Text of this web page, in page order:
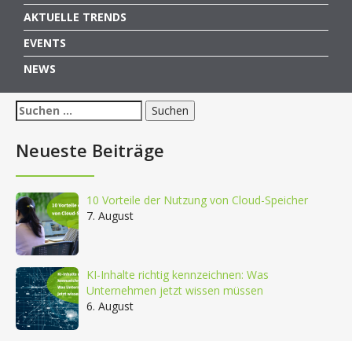
AKTUELLE TRENDS
EVENTS
NEWS
Suchen
nach:
Neueste Beiträge
10 Vorteile der Nutzung von Cloud-Speicher
7. August
KI-Inhalte richtig kennzeichnen: Was
Unternehmen jetzt wissen müssen
6. August